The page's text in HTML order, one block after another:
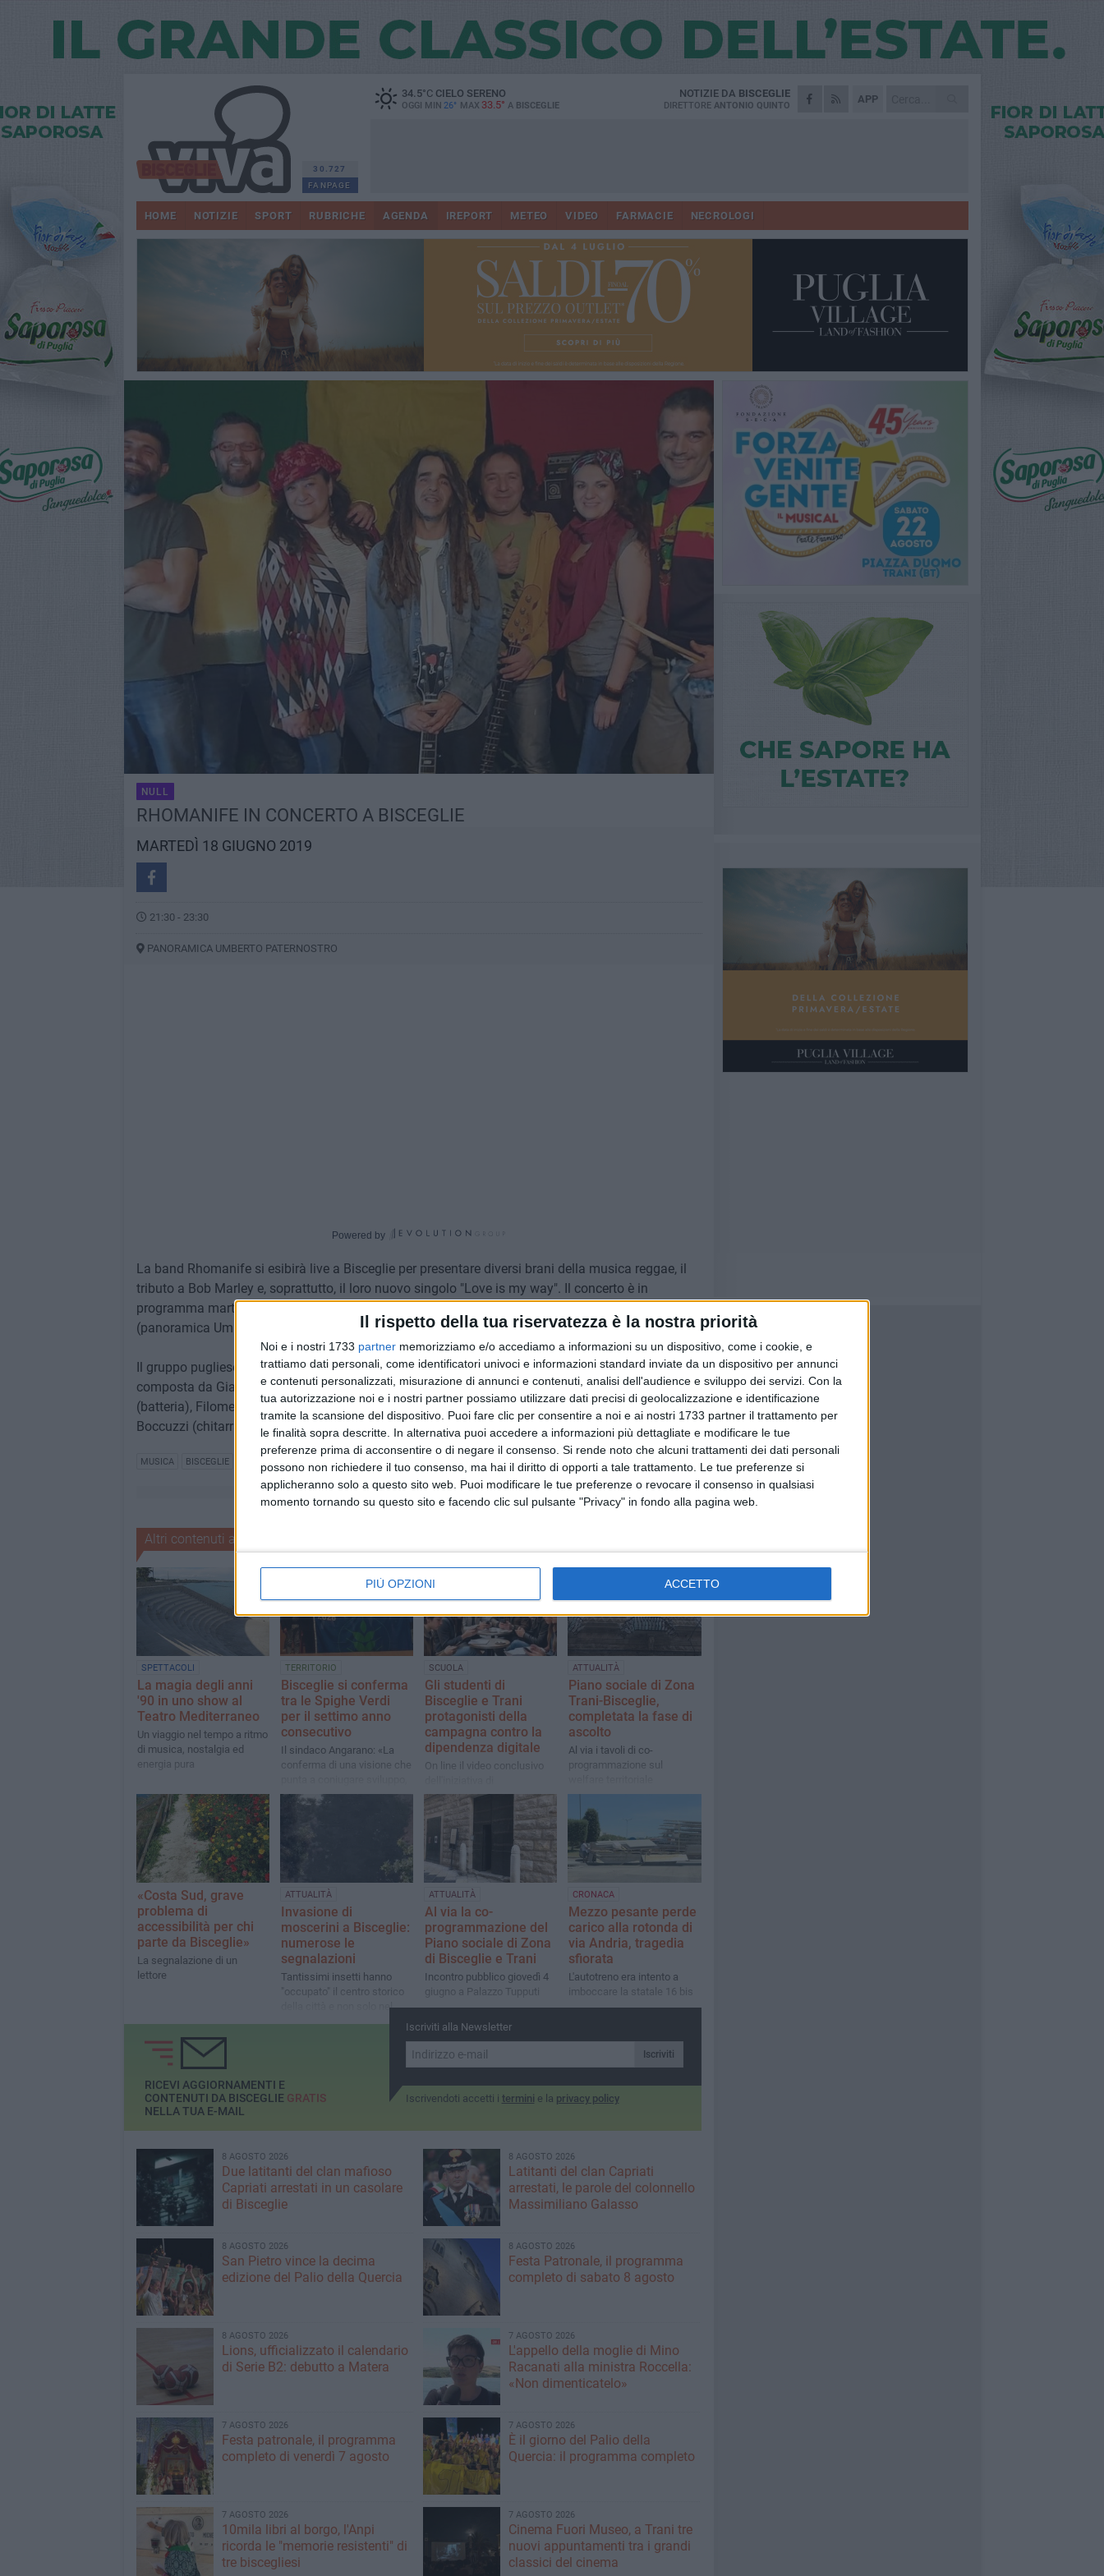
Il rispetto della tua riservatezza è la nostra priorità
Noi e i nostri 1733 partner memorizziamo e/o accediamo a informazioni su un dispositivo, come i cookie, e
trattiamo dati personali, come identificatori univoci e informazioni standard inviate da un dispositivo per annunci
e contenuti personalizzati, misurazione di annunci e contenuti, analisi dell'audience e sviluppo dei servizi. Con la
tua autorizzazione noi e i nostri partner possiamo utilizzare dati precisi di geolocalizzazione e identificazione
tramite la scansione del dispositivo. Puoi fare clic per consentire a noi e ai nostri 1733 partner il trattamento per
le finalità sopra descritte. In alternativa puoi accedere a informazioni più dettagliate e modificare le tue
preferenze prima di acconsentire o di negare il consenso. Si rende noto che alcuni trattamenti dei dati personali
possono non richiedere il tuo consenso, ma hai il diritto di opporti a tale trattamento. Le tue preferenze si
applicheranno solo a questo sito web. Puoi modificare le tue preferenze o revocare il consenso in qualsiasi
momento tornando su questo sito e facendo clic sul pulsante "Privacy" in fondo alla pagina web.
PIÙ OPZIONI ACCETTO
30.727
FANPAGE
34.5°CCIELO SERENO
OGGI MIN 26° MAX 33.5° A BISCEGLIE
APP
NOTIZIE DA BISCEGLIE
DIRETTORE ANTONIO QUINTO
HOME NOTIZIE SPORT RUBRICHE AGENDA IREPORT METEO VIDEO FARMACIE NECROLOGI
NULL
RHOMANIFE IN CONCERTO A BISCEGLIE
MARTEDÌ 18 GIUGNO 2019
21:30 - 23:30
PANORAMICA UMBERTO PATERNOSTRO
Powered by
La band Rhomanife si esibirà live a Bisceglie per presentare diversi brani della musica reggae, il
tributo a Bob Marley e, soprattutto, il loro nuovo singolo "Love is my way". Il concerto è in
programma martedì 18 giugno a partire dalle ore 21:30 presso il club resort Puerto Azul
(panoramica Umberto paternostro).
Il gruppo pugliese crea musica ed eventi per diffondere il messaggio d'amore. La band è
composta da Gianni Rhomanife (voce e chitarra), Pino Rhomanife (basso), Francesco Bartoli
(batteria), Filomena De Leo (voce), Antonella La Casella (voce), Valeria Quarto (voce), Nicola
Boccuzzi (chitarra) e Cosimo La Gioia (tastiere).
MUSICA BISCEGLIE
Altri contenuti a tema
SPETTACOLI
La magia degli anni
'90 in uno show al
Teatro Mediterraneo
Un viaggio nel tempo a ritmo
di musica, nostalgia ed
energia pura
TERRITORIO
Bisceglie si conferma
tra le Spighe Verdi
per il settimo anno
consecutivo
Il sindaco Angarano: «La
conferma di una visione che
sostenibilità, agricoltura di
SCUOLA
Gli studenti di
Bisceglie e Trani
protagonisti della
campagna contro la
dipendenza digitale
On line il video conclusivo
sensibilizzazione "Prigionieri
ATTUALITÀ
Piano sociale di Zona
Trani-Bisceglie,
completata la fase di
ascolto
Al via i tavoli di co-
programmazione sul
«Costa Sud, grave
problema di
accessibilità per chi
parte da Bisceglie»
La segnalazione di un
lettore
ATTUALITÀ
Invasione di
moscerini a Bisceglie:
numerose le
segnalazioni
Tantissimi insetti hanno
"occupato" il centro storico
della città e non solo nel
ATTUALITÀ
Al via la co-
programmazione del
Piano sociale di Zona
di Bisceglie e Trani
Incontro pubblico giovedì 4
giugno a Palazzo Tupputi
CRONACA
Mezzo pesante perde
carico alla rotonda di
via Andria, tragedia
sfiorata
L'autotreno era intento a
imboccare la statale 16 bis
Iscriviti alla Newsletter
Iscriviti
Iscrivendoti accetti i termini e la privacy policy
RICEVI AGGIORNAMENTI E
CONTENUTI DA BISCEGLIE GRATIS
NELLA TUA E-MAIL
8 AGOSTO 2026
Due latitanti del clan mafioso
Capriati arrestati in un casolare
di Bisceglie
8 AGOSTO 2026
Latitanti del clan Capriati
arrestati, le parole del colonnello
Massimiliano Galasso
8 AGOSTO 2026
San Pietro vince la decima
edizione del Palio della Quercia
8 AGOSTO 2026
Festa Patronale, il programma
completo di sabato 8 agosto
8 AGOSTO 2026
Lions, ufficializzato il calendario
di Serie B2: debutto a Matera
7 AGOSTO 2026
L'appello della moglie di Mino
Racanati alla ministra Roccella:
«Non dimenticatelo»
7 AGOSTO 2026
Festa patronale, il programma
completo di venerdì 7 agosto
7 AGOSTO 2026
È il giorno del Palio della
Quercia: il programma completo
7 AGOSTO 2026
10mila libri al borgo, l'Anpi
ricorda le "memorie resistenti" di
tre biscegliesi
7 AGOSTO 2026
Cinema Fuori Museo, a Trani tre
nuovi appuntamenti tra i grandi
classici del cinema